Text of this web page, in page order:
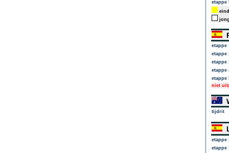
etappe
etappe
etappe
etappe
etappe
etappe
niet
tijdrit
etappe
etappe